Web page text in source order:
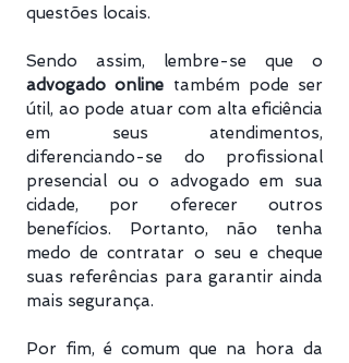
questões locais.
Sendo assim, lembre-se que o
advogado online também pode ser
útil, ao pode atuar com alta eficiência
em seus atendimentos,
diferenciando-se do profissional
presencial ou o advogado em sua
cidade, por oferecer outros
benefícios. Portanto, não tenha
medo de contratar o seu e cheque
suas referências para garantir ainda
mais segurança.
Por fim, é comum que na hora da